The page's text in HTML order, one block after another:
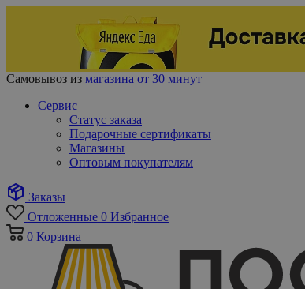
Самовывоз из магазина от 30 минут
Сервис
Статус заказа
Подарочные сертификаты
Магазины
Оптовым покупателям
Заказы
Отложенные 0 Избранное
0 Корзина